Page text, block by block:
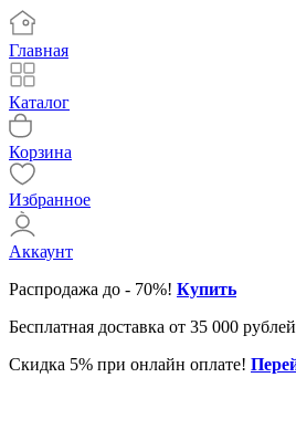
Главная
Каталог
Корзина
Избранное
Аккаунт
Распродажа до - 70%! Купить
Бесплатная доставка от 35 000
Скидка 5% при онлайн оплате!